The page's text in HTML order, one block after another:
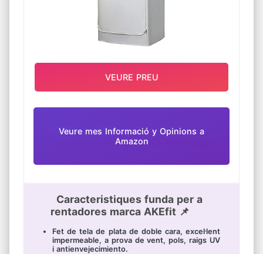
Veure mes Informació y Opinions a
Amazon
Caracteristiques funda per a
rentadores marca AKEfit 📌
Fet de tela de plata de doble cara, excel·lent
impermeable, a prova de vent, pols, raigs UV
i antienvejecimiento.
VEURE PREU